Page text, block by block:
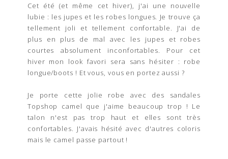
Cet été (et même cet hiver), j'ai une nouvelle
lubie : les jupes et les robes longues. Je trouve ça
tellement joli et tellement confortable. J'ai de
plus en plus de mal avec les jupes et robes
courtes absolument inconfortables. Pour cet
hiver mon look favori sera sans hésiter : robe
longue/boots ! Et vous, vous en portez aussi ?
Je porte cette jolie robe avec des sandales
Topshop camel que j'aime beaucoup trop ! Le
talon n'est pas trop haut et elles sont très
confortables. J'avais hésité avec d'autres coloris
mais le camel passe partout !